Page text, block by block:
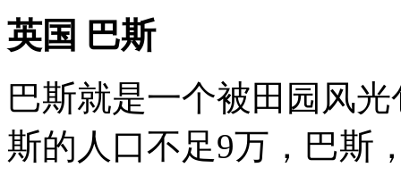
英国 巴斯
巴斯就是一个被田园风
斯的人口不足9万，巴斯